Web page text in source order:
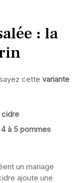
: la
cette variante
cidre
4 à 5 pommes
un mariage
ajoute une